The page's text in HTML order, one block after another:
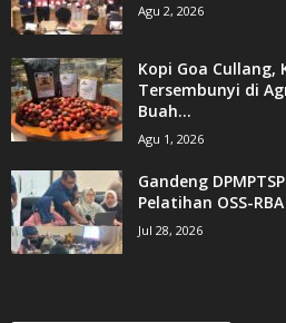
Agu 2, 2026
Kopi Goa Cullang,
Tersembunyi di
Buah...
Agu 1, 2026
Gandeng
Pelatihan OSS-
Jul 28, 2026